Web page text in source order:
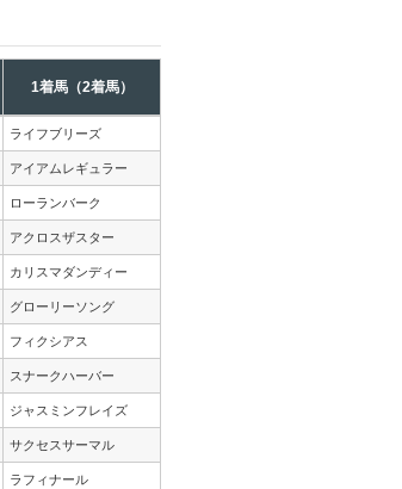
1着馬（2着馬）
ライフブリーズ
アイアムレギュラー
ローランバーク
アクロスザスター
カリスマダンディー
グローリーソング
フィクシアス
スナークハーバー
ジャスミンフレイズ
サクセスサーマル
ラフィナール